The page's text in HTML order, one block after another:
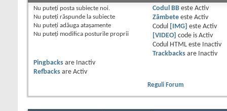
Nu puteţi posta subiecte noi.
Nu puteţi răspunde la subiecte
Nu puteţi adăuga ataşamente
Nu puteţi modifica posturile proprii
Codul BBeste Activ
Zâmbeteeste Activ
Codul
[IMG] este Activ
[VIDEO]
code is Activ
Codul HTML este
Inactiv
Trackbacksare
Inactiv
Pingbacks are
Inactiv
Refbacks are Activ
Reguli Forum